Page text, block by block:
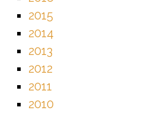
2015
2014
2013
2012
2011
2010